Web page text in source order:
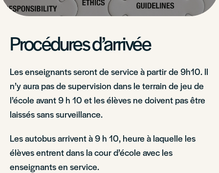
Procédures d’arrivée
Les enseignants seront de service à partir de 9h10. Il
n’y aura pas de supervision dans le terrain de jeu de
l’école avant 9 h 10 et les élèves ne doivent pas être
laissés sans surveillance.
Les autobus arrivent à 9 h 10, heure à laquelle les
élèves entrent dans la cour d’école avec les
enseignants en service.